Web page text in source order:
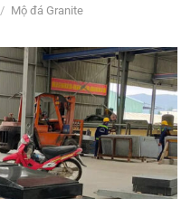
/ Mộ đá Granite